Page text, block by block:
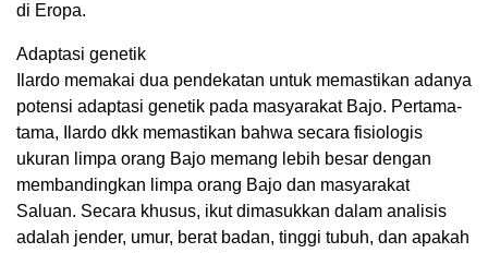
di Eropa.
Adaptasi genetik
Ilardo memakai dua pendekatan untuk memastikan adanya
potensi adaptasi genetik pada masyarakat Bajo. Pertama-
tama, Ilardo dkk memastikan bahwa secara fisiologis
ukuran limpa orang Bajo memang lebih besar dengan
membandingkan limpa orang Bajo dan masyarakat
Saluan. Secara khusus, ikut dimasukkan dalam analisis
adalah jender, umur, berat badan, tinggi tubuh, dan apakah